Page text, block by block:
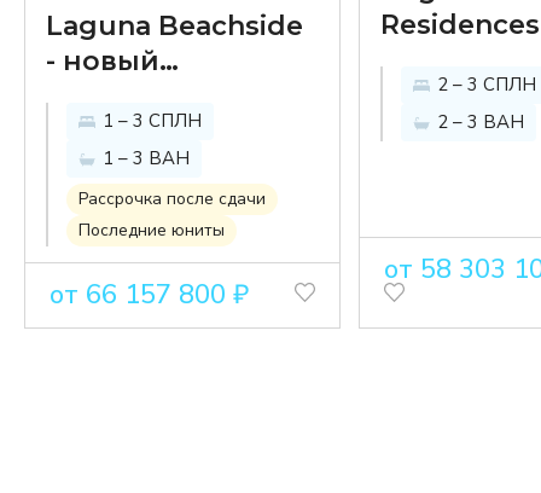
Laguna Beachside
- новый
кондоминиум от
отельной группы
Banyan Tree всего
в 300 м от пляжа
Банг Тао
1 – 3 СПЛН
1 – 3 ВАН
Рассрочка после сдачи
Последние юниты
от 66 157 800 ₽
Residences
Topaz —
зеленый
2 – 3 СПЛН
2 – 3 ВАН
от 58 303